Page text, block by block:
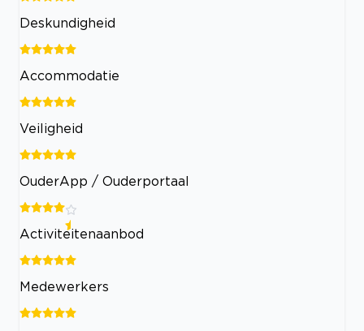
Deskundigheid
Accommodatie
Veiligheid
OuderApp / Ouderportaal
Activiteitenaanbod
Medewerkers